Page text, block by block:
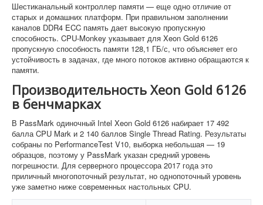
Шестиканальный контроллер памяти — еще одно отличие от
старых и домашних платформ. При правильном заполнении
каналов DDR4 ECC память дает высокую пропускную
способность. CPU-Monkey указывает для Xeon Gold 6126
пропускную способность памяти 128,1 ГБ/с, что объясняет его
устойчивость в задачах, где много потоков активно обращаются к
памяти.
Производительность Xeon Gold 6126
в бенчмарках
В PassMark одиночный Intel Xeon Gold 6126 набирает 17 492
балла CPU Mark и 2 140 баллов Single Thread Rating. Результаты
собраны по PerformanceTest V10, выборка небольшая — 19
образцов, поэтому у PassMark указан средний уровень
погрешности. Для серверного процессора 2017 года это
приличный многопоточный результат, но однопоточный уровень
уже заметно ниже современных настольных CPU.